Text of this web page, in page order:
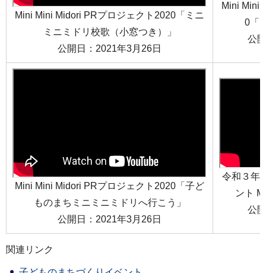
Mini Mini Midori PRプロジェクト2020「ミニ
ミニミドリ校歌（小窓つき）」
公開日：2021年3月26日
Mini Mini
0「
公
Mini Mini Midori PRプロジェクト2020「子ど
ものまちミニミニミドリへ行こう」
公開日：2021年3月26日
令和３年
ント
公
関連リンク